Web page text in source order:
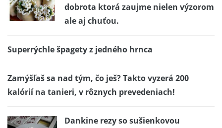
dobrota ktorá zaujme nielen výzorom
ale aj chuťou.
Superrýchle špagety z jedného hrnca
Zamýšľaš sa nad tým, čo ješ? Takto vyzerá 200
kalórií na tanieri, v rôznych prevedeniach!
Dankine rezy so sušienkovou